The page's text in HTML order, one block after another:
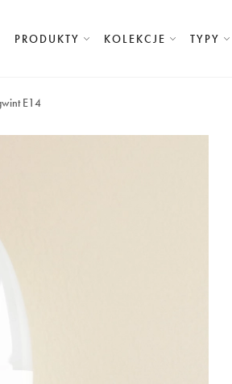
PRODUKTY KOLEKCJE TYPY
E14